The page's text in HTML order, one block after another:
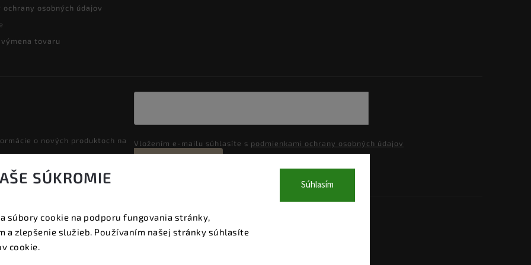
SÚKROMIE
súbory cookie na podporu fungovania stránky,
a zlepšenie služieb. Používaním našej stránky súhlasíte
cookie.
Súhlasím
ochrany osobných údajov
tovaru
o nových produktoch na
Vložením e-mailu súhlasíte s podmienkami ochrany osobných údajov
Copyright 2026 Vyzeraj dobre. Všetky práva vyhradené.
Upraviť nastavenie cookies